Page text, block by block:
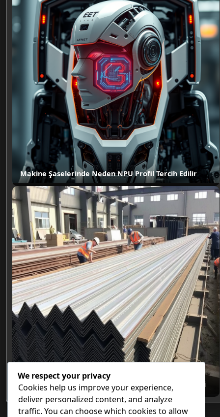
Makine Şaselerinde Neden NPU Profil Tercih Edilir
Özel Hadve Tasarımlı Beton Altı Trapez Sac Modelleri
We respect your privacy
Cookies help us improve your experience,
deliver personalized content, and analyze
traffic. You can choose which cookies to allow